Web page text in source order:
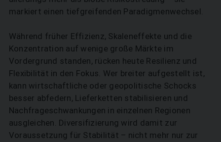
markiert einen tiefgreifenden Paradigmenwechsel.
Während früher Effizienz, Skaleneffekte und die
Konzentration auf wenige große Märkte im
Vordergrund standen, rücken heute Resilienz und
Flexibilität in den Fokus. Wer breiter aufgestellt ist,
kann wirtschaftliche oder geopolitische Schocks
besser abfedern, Lieferketten stabilisieren und
Nachfrageschwankungen in einzelnen Regionen
ausgleichen. Diversifizierung wird damit zur
Voraussetzung für Stabilität – nicht mehr nur zur
SUCHEN